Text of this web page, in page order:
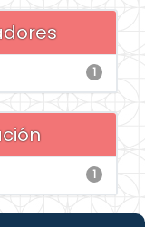
1
1